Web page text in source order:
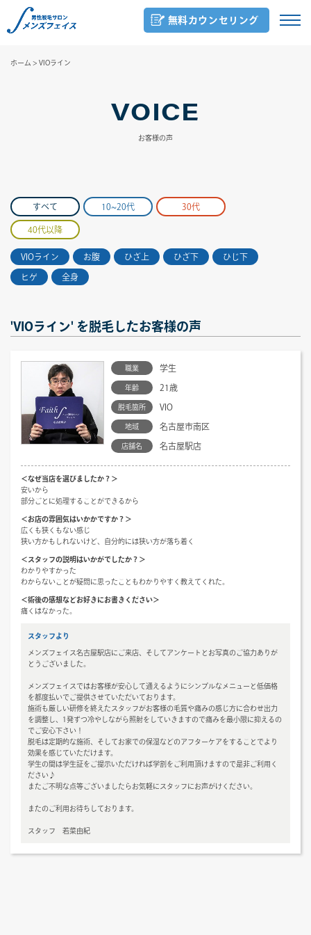
無料カウンセリング
ホーム > VIOライン
VOICE
お客様の声
すべて 10~20代 30代
40代以降
VIOライン お腹 ひざ上 ひざ下 ひじ下
ヒゲ 全身
'VIOライン' を脱毛したお客様の声
職業 学生
年齢 21歳
脱毛箇所 VIO
地域 名古屋市南区
店舗名 名古屋駅店
＜なぜ当店を選びましたか？＞
安いから
部分ごとに処理することができるから
＜お店の雰囲気はいかかですか？＞
広くも狭くもない感じ
狭い方かもしれないけど、自分的には狭い方が落ち着く
＜スタッフの説明はいかがでしたか？＞
わかりやすかった
わからないことが疑問に思ったこともわかりやすく教えてくれた。
＜術後の感想などお好きにお書きください＞
痛くはなかった。
スタッフより
メンズフェイス名古屋駅店にご来店、そしてアンケートとお写真のご協力ありが
とうございました。
メンズフェイスではお客様が安心して通えるようにシンプルなメニューと低価格
を都度払いでご提供させていただいております。
施術も厳しい研修を終えたスタッフがお客様の毛質や痛みの感じ方に合わせ出力
を調整し、1発ずつ冷やしながら照射をしていきますので痛みを最小限に抑えるの
でご安心下さい！
脱毛は定期的な施術、そしてお家での保湿などのアフターケアをすることでより
効果を感じていただけます。
学生の間は学生証をご提示いただければ学割をご利用頂けますので是非ご利用く
ださい♪
またご不明な点等ございましたらお気軽にスタッフにお声がけください。
またのご利用お待ちしております。
スタッフ 若菜由紀